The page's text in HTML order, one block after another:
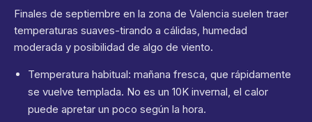
Finales de septiembre en la zona de Valencia suelen traer
temperaturas suaves-tirando a cálidas, humedad
moderada y posibilidad de algo de viento.
Temperatura habitual: mañana fresca, que rápidamente
se vuelve templada. No es un 10K invernal, el calor
puede apretar un poco según la hora.